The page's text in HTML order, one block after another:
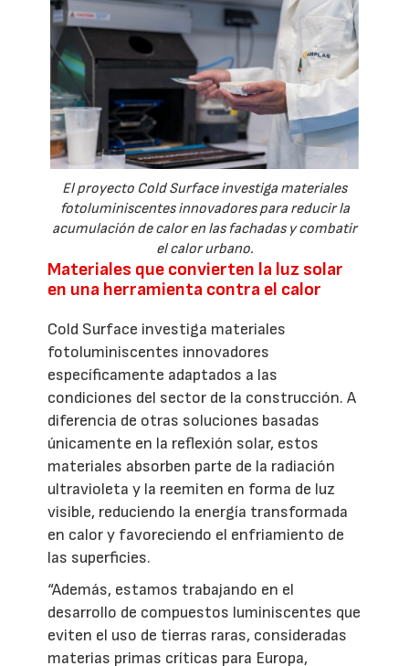
El proyecto Cold Surface investiga materiales
fotoluminiscentes innovadores para reducir la
acumulación de calor en las fachadas y combatir
el calor urbano.
Materiales que convierten la luz solar
en una herramienta contra el calor
Cold Surface investiga materiales
fotoluminiscentes innovadores
específicamente adaptados a las
condiciones del sector de la construcción. A
diferencia de otras soluciones basadas
únicamente en la reflexión solar, estos
materiales absorben parte de la radiación
ultravioleta y la reemiten en forma de luz
visible, reduciendo la energía transformada
en calor y favoreciendo el enfriamiento de
las superficies.
“Además, estamos trabajando en el
desarrollo de compuestos luminiscentes que
eviten el uso de tierras raras, consideradas
materias primas críticas para Europa,